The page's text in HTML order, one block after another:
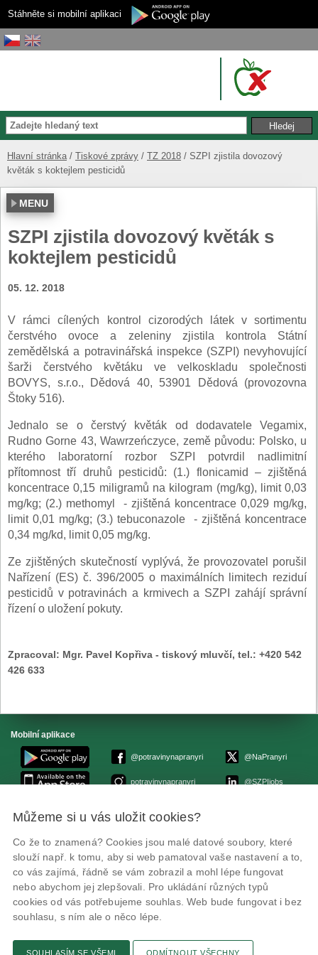
Stáhněte si mobilní aplikaci
Hlavní stránka Tiskové zprávy TZ 2018
SZPI zjistila dovozový
květák s koktejlem pesticidů
MENU
SZPI zjistila dovozový květák s
koktejlem pesticidů
05. 12. 2018
V rámci cílených kontrol cizorodých látek v sortimentu
čerstvého ovoce a zeleniny zjistila kontrola Státní
zemědělská a potravinářská inspekce (SZPI) nevyhovující
šarži čerstvého květáku ve velkoskladu společnosti
BOVYS, s.r.o., Dědová 40, 53901 Dědová (provozovna
Štoky 516).
Jednalo se o čerstvý květák od dodavatele Vegamix,
Rudno Gorne 43, Wawrzeńczyce, země původu: Polsko, u
kterého laboratorní rozbor SZPI potvrdil nadlimitní
přítomnost tří druhů pesticidů: (1.) flonicamid – zjištěná
koncentrace 0,15 miligramů na kilogram (mg/kg), limit 0,03
mg/kg; (2.) methomyl - zjištěná koncentrace 0,029 mg/kg,
limit 0,01 mg/kg; (3.) tebuconazole - zjištěná koncentrace
0,34 mg/kd, limit 0,05 mg/kg.
Ze zjištěných skutečností vyplývá, že provozovatel porušil
Nařízení (ES) č. 396/2005 o maximálních limitech reziduí
pesticidů v potravinách a krmivech a SZPI zahájí správní
řízení o uložení pokuty.
Zpracoval: Mgr. Pavel Kopřiva - tiskový mluvčí, tel.: +420 542
426 633
Mobilní aplikace
@potravinynapranyri
potravinynapranyri
@NaPranyri
@SZPIjobs
© Státní zemědělská a potravinářská inspekce 2026.
ID datové schránky: avraiqg
IČO: 75014149, DIČ: CZ75014149
Prohlášení o přístupnosti|Zásady ochrany soukromí
Můžeme si u vás uložit cookies?
Co že to znamená? Cookies jsou malé datové soubory, které
slouží např. k tomu, aby si web pamatoval vaše nastavení a to,
co vás zajímá, řádně se vám zobrazil a mohl lépe fungovat
nebo abychom jej zlepšovali. Pro ukládání různých typů
cookies od vás potřebujeme souhlas. Web bude fungovat i bez
souhlasu, s ním ale o něco lépe.
SOUHLASÍM SE VŠEMI ODMÍTNOUT VŠECHNY